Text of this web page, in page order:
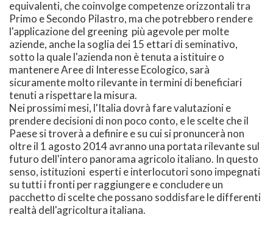
equivalenti, che coinvolge competenze orizzontali tra
Primo e Secondo Pilastro, ma che potrebbero rendere
l'applicazione del greening più agevole per molte
aziende, anche la soglia dei 15 ettari di seminativo,
sotto la quale l'azienda non è tenuta a istituire o
mantenere Aree di Interesse Ecologico, sarà
sicuramente molto rilevante in termini di beneficiari
tenuti a rispettare la misura.
Nei prossimi mesi, l'Italia dovrà fare valutazioni e
prendere decisioni di non poco conto, e le scelte che il
Paese si troverà a definire e su cui si pronuncerà non
oltre il 1 agosto 2014 avranno una portata rilevante sul
futuro dell'intero panorama agricolo italiano. In questo
senso, istituzioni esperti e interlocutori sono impegnati
su tutti i fronti per raggiungere e concludere un
pacchetto di scelte che possano soddisfare le differenti
realtà dell'agricoltura italiana.